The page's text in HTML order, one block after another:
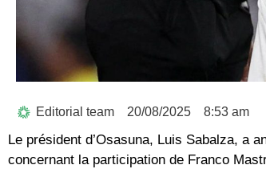
Editorial team 20/08/2025 8:53 am
Le président d’Osasuna, Luis Sabalza, a
concernant la participation de Franco